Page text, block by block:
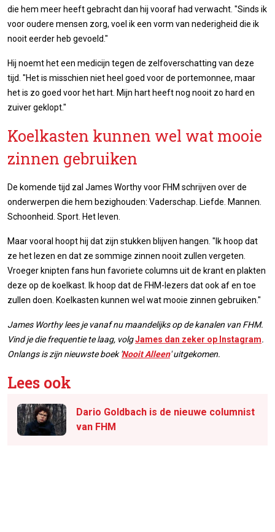
die hem meer heeft gebracht dan hij vooraf had verwacht. "Sinds ik
voor oudere mensen zorg, voel ik een vorm van nederigheid die ik
nooit eerder heb gevoeld."
Hij noemt het een medicijn tegen de zelfoverschatting van deze
tijd. "Het is misschien niet heel goed voor de portemonnee, maar
het is zo goed voor het hart. Mijn hart heeft nog nooit zo hard en
zuiver geklopt."
Koelkasten kunnen wel wat mooie
zinnen gebruiken
De komende tijd zal James Worthy voor FHM schrijven over de
onderwerpen die hem bezighouden: Vaderschap. Liefde. Mannen.
Schoonheid. Sport. Het leven.
Maar vooral hoopt hij dat zijn stukken blijven hangen. "Ik hoop dat
ze het lezen en dat ze sommige zinnen nooit zullen vergeten.
Vroeger knipten fans hun favoriete columns uit de krant en plakten
deze op de koelkast. Ik hoop dat de FHM-lezers dat ook af en toe
zullen doen. Koelkasten kunnen wel wat mooie zinnen gebruiken."
James Worthy lees je vanaf nu maandelijks op de kanalen van FHM.
Vind je die frequentie te laag, volgJames dan zeker op Instagram.
Onlangs is zijn nieuwste boek 'Nooit Alleen' uitgekomen.
Lees ook
Dario Goldbach is de nieuwe columnist
van FHM